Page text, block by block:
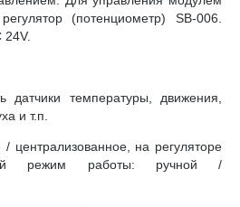
(потенциометр) SB-006.
24V.
датчики температуры, движения,
и т.п.
централизованное, на регуляторе
режим работы: ручной /